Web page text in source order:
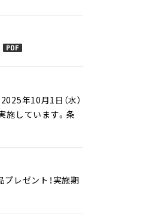
年10月1日（水）
施しています。条
レゼント！実施期